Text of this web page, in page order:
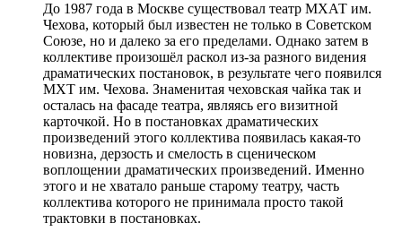
До 1987 года в Москве существовал театр МХАТ им.
Чехова, который был известен не только в Советском
Союзе, но и далеко за его пределами. Однако затем в
коллективе произошёл раскол из-за разного видения
драматических постановок, в результате чего появился
МХТ им. Чехова. Знаменитая чеховская чайка так и
осталась на фасаде театра, являясь его визитной
карточкой. Но в постановках драматических
произведений этого коллектива появилась какая-то
новизна, дерзость и смелость в сценическом
воплощении драматических произведений. Именно
этого и не хватало раньше старому театру, часть
коллектива которого не принимала просто такой
трактовки в постановках.